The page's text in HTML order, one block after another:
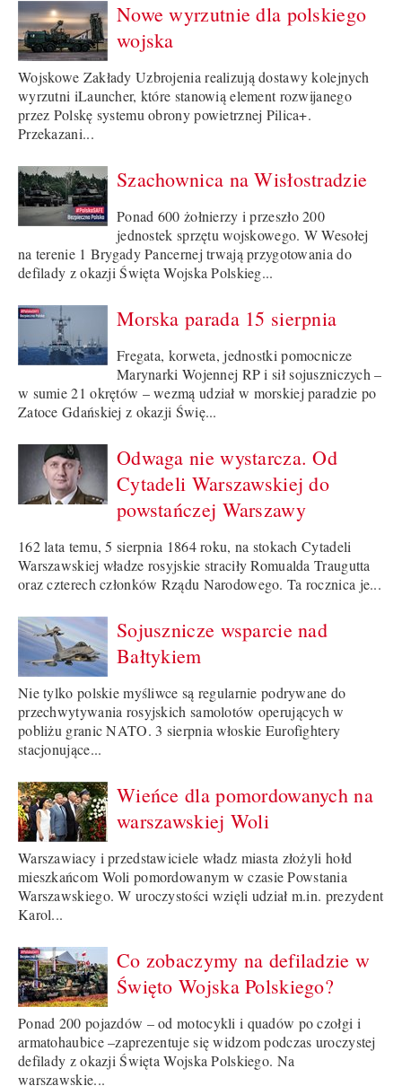
Nowe wyrzutnie dla polskiego
wojska
Wojskowe Zakłady Uzbrojenia realizują dostawy kolejnych
wyrzutni iLauncher, które stanowią element rozwijanego
przez Polskę systemu obrony powietrznej Pilica+.
Przekazani...
Szachownica na Wisłostradzie
Ponad 600 żołnierzy i przeszło 200
jednostek sprzętu wojskowego. W Wesołej
na terenie 1 Brygady Pancernej trwają przygotowania do
defilady z okazji Święta Wojska Polskieg...
Morska parada 15 sierpnia
Fregata, korweta, jednostki pomocnicze
Marynarki Wojennej RP i sił sojuszniczych –
w sumie 21 okrętów – wezmą udział w morskiej paradzie po
Zatoce Gdańskiej z okazji Świę...
Odwaga nie wystarcza. Od
Cytadeli Warszawskiej do
powstańczej Warszawy
162 lata temu, 5 sierpnia 1864 roku, na stokach Cytadeli
Warszawskiej władze rosyjskie straciły Romualda Traugutta
oraz czterech członków Rządu Narodowego. Ta rocznica je...
Sojusznicze wsparcie nad
Bałtykiem
Nie tylko polskie myśliwce są regularnie podrywane do
przechwytywania rosyjskich samolotów operujących w
pobliżu granic NATO. 3 sierpnia włoskie Eurofightery
stacjonujące...
Wieńce dla pomordowanych na
warszawskiej Woli
Warszawiacy i przedstawiciele władz miasta złożyli hołd
mieszkańcom Woli pomordowanym w czasie Powstania
Warszawskiego. W uroczystości wzięli udział m.in. prezydent
Karol...
Co zobaczymy na defiladzie w
Święto Wojska Polskiego?
Ponad 200 pojazdów – od motocykli i quadów po czołgi i
armatohaubice –zaprezentuje się widzom podczas uroczystej
defilady z okazji Święta Wojska Polskiego. Na
warszawskie...